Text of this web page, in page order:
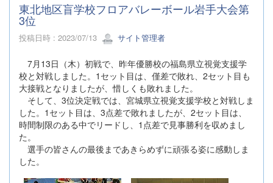
東北地区盲学校フロアバレーボール岩手大会第
3位
投稿日時 : 2023/07/13 サイト管理者
7月13日（木）初戦で、昨年優勝校の福島県立視覚支援学
校と対戦しました。1セット目は、僅差で敗れ、2セット目も
大接戦となりましたが、惜しくも敗れました。
そして、3位決定戦では、宮城県立視覚支援学校と対戦しま
した。1セット目は、3点差で敗れましたが、2セット目は、
時間制限のある中でリードし、1点差で見事勝利を収めまし
た。
選手の皆さんの最後まであきらめずに頑張る姿に感動しま
した。